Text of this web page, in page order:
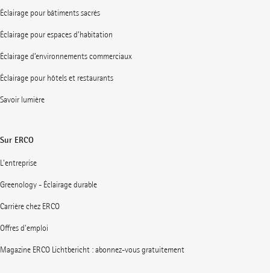
Éclairage pour bâtiments sacrés
Éclairage pour espaces d’habitation
Éclairage d’environnements commerciaux
Éclairage pour hôtels et restaurants
Savoir lumière
Sur ERCO
L'entreprise
Greenology - Éclairage durable
Carrière chez ERCO
Offres d'emploi
Magazine ERCO Lichtbericht : abonnez-vous gratuitement